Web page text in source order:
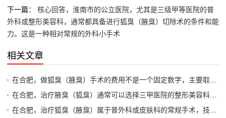
下一篇： 核心回答，淮南市的公立医院，尤其是三级甲等医院的普
外科或整形美容科，通常都具备进行狐臭（腋臭）切除术的条件和能
力。这是一种相对常规的外科小手术
相关文章